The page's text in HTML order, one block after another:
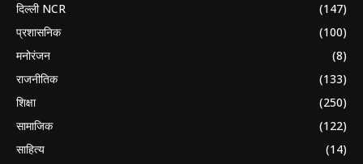
दिल्ली NCR
(147)
प्रशासनिक
(100)
मनोरंजन
(8)
राजनीतिक
(133)
शिक्षा
(250)
सामाजिक
(122)
साहित्य
(14)